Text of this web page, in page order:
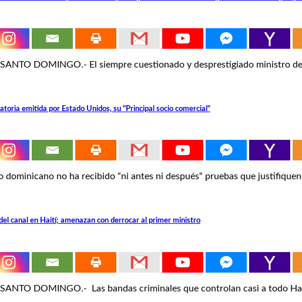
DOMINGO.- El siempre cuestionado y desprestigiado ministro
emitida por Estado Unidos, su "Principal socio comercial"
no ha recibido “ni antes ni después“ pruebas que
canal en Haití; amenazan con derrocar al primer ministro
DOMINGO.- Las bandas criminales que controlan casi a todo